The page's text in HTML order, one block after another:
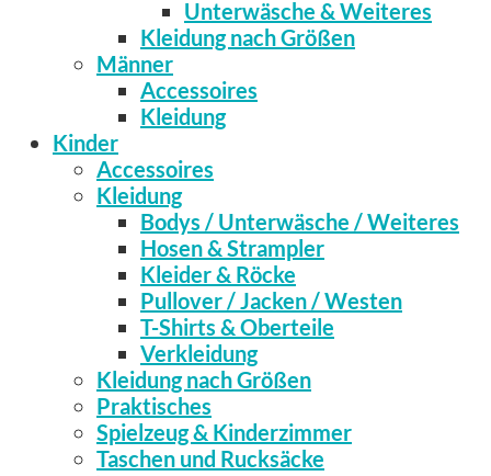
Unterwäsche & Weiteres
Kleidung nach Größen
Männer
Accessoires
Kleidung
Kinder
Accessoires
Kleidung
Bodys / Unterwäsche / Weiteres
Hosen & Strampler
Kleider & Röcke
Pullover / Jacken / Westen
T-Shirts & Oberteile
Verkleidung
Kleidung nach Größen
Praktisches
Spielzeug & Kinderzimmer
Taschen und Rucksäcke